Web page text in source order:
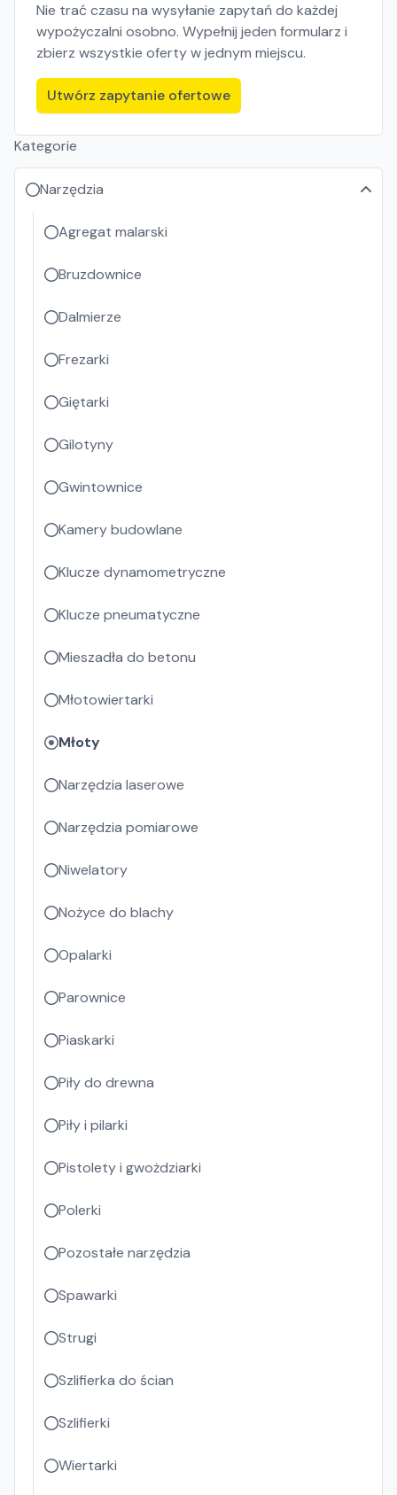
Nie trać czasu na wysyłanie zapytań do każdej
wypożyczalni osobno. Wypełnij jeden formularz i
zbierz wszystkie oferty w jednym miejscu.
Utwórz zapytanie ofertowe
Kategorie
Narzędzia
Agregat malarski
Bruzdownice
Dalmierze
Frezarki
Giętarki
Gilotyny
Gwintownice
Kamery budowlane
Klucze dynamometryczne
Klucze pneumatyczne
Mieszadła do betonu
Młotowiertarki
Młoty
Narzędzia laserowe
Narzędzia pomiarowe
Niwelatory
Nożyce do blachy
Opalarki
Parownice
Piaskarki
Piły do drewna
Piły i pilarki
Pistolety i gwożdziarki
Polerki
Pozostałe narzędzia
Spawarki
Strugi
Szlifierka do ścian
Szlifierki
Wiertarki